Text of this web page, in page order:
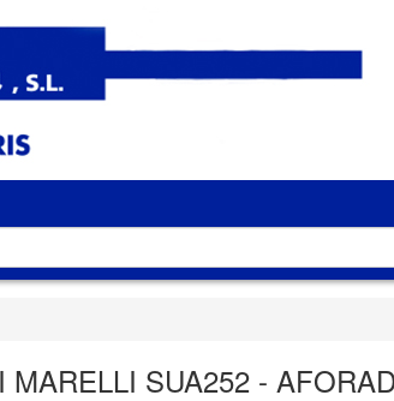
MARELLI SUA252 -